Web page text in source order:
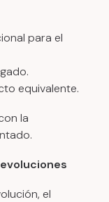
para el
equivalente.
la
el